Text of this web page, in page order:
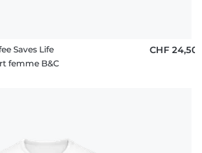
Saves Life
femme B&C
CHF 24,50